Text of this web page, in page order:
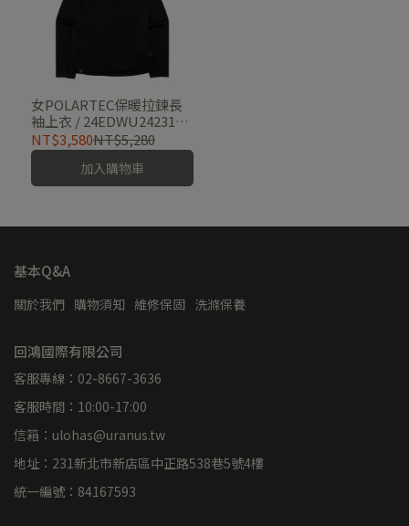
女POLARTEC保暖拉鍊長
袖上衣 / 24EDWU24231-
[經典黑XL]
NT$3,580NT$5,280
加入購物車
基本Q&A
關於我們 購物須知 維修保固 洗滌保養
回鴻國際有限公司
客服專線：02-8667-3636
客服時間：10:00-17:00
信箱：ulohas@uranus.tw
地址：231新北市新店區中正路538巷5號4樓
統一編號：84167593